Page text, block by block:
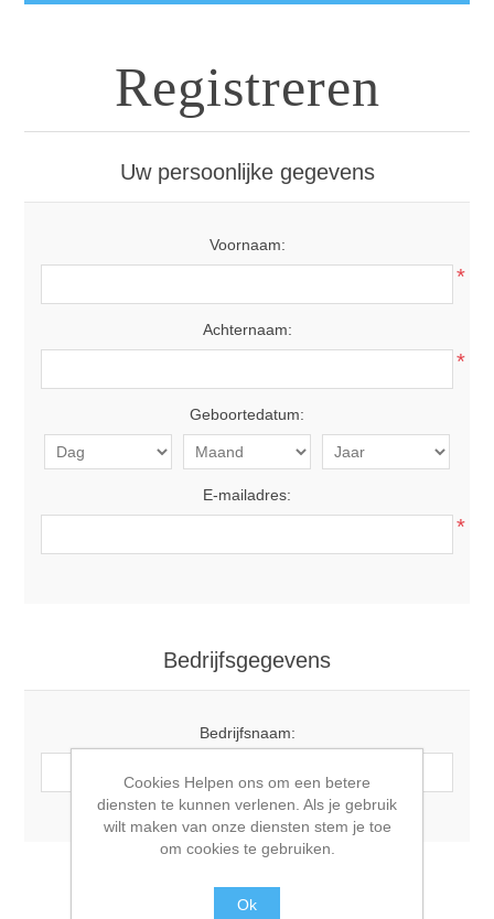
Registreren
Uw persoonlijke gegevens
Voornaam:
*
Achternaam:
*
Geboortedatum:
E-mailadres:
*
Bedrijfsgegevens
Bedrijfsnaam:
Opties
Cookies Helpen ons om een betere
diensten te kunnen verlenen. Als je gebruik
wilt maken van onze diensten stem je toe
om cookies te gebruiken.
Ok